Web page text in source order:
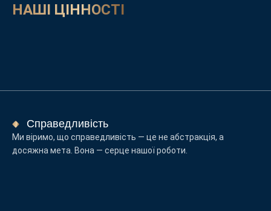
НАШІ ЦІННОСТІ
Справедливість
Ми віримо, що справедливість — це не абстракція, а
досяжна мета. Вона — серце нашої роботи.